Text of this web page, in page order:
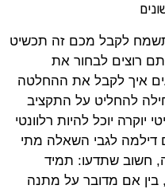
לקבל מכם זה תכשיט
רוצים לבחור את
איך לקבל את ההחלטה
להחליט על התקציב
יוקרה יוכל להיות רלוונטי
דילמה לגבי השאלה מתי
חשוב שתדעו: תמיד
אם מדובר על מתנה